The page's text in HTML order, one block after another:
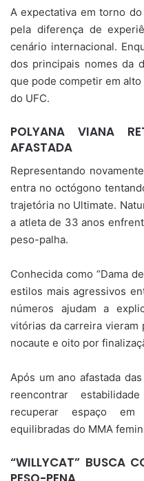
A expectativa em torno
pela diferença de
cenário internacional.
dos principais nomes da
que pode competir em
do UFC.
POLYANA VIANA
AFASTADA
Representando
entra no octógono
trajetória no Ultimate.
a atleta de 33 anos
peso-palha.
Conhecida como “Dama
estilos mais agressivos
números ajudam a
vitórias da carreira vieram
nocaute e oito por
Após um ano afastada
reencontrar
recuperar espaço
equilibradas do MMA
“WILLYCAT” BUSCA